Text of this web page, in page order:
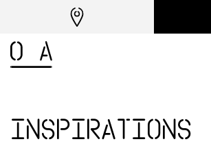
Inspirations